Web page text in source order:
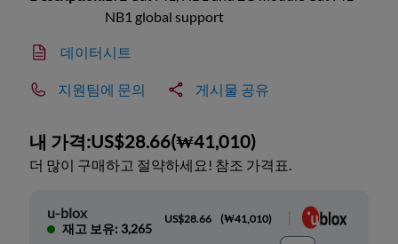
NB1 global support
데이터시트
지원팀에 문의 게시물 공유
내 가격:US$28.66(₩41,010)
더 많이 구매하고 절약하세요! 참조 가격표.
u-blox
재고 보유: 3,265
US$28.66 (₩41,010)